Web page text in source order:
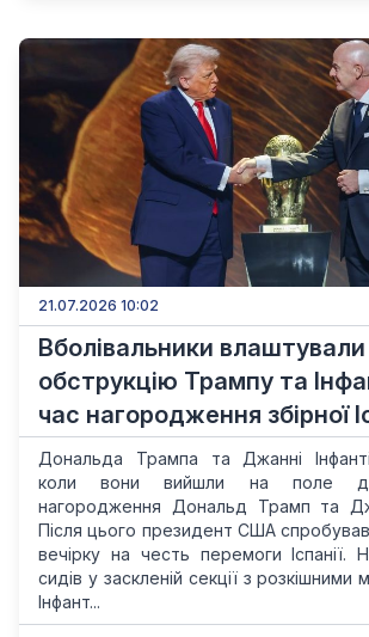
21.07.2026 10:02
Вболівальники влаштували
обструкцію Трампу та
час нагородження збірної
Дональда Трампа та Джанні
коли вони вийшли на поле
нагородження Дональд Трамп та
Після цього президент США
вечірку на честь перемоги Іспанії.
сидів у заскленій секції з розкішними
Інфант...